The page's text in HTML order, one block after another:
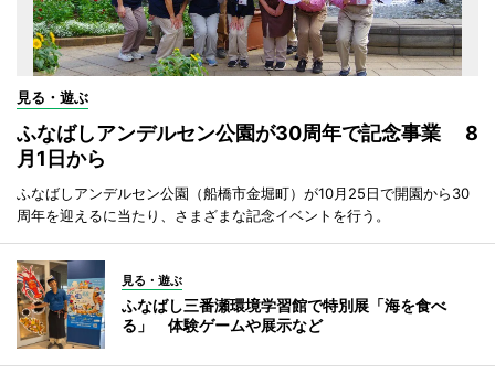
見る・遊ぶ
ふなばしアンデルセン公園が30周年で記念事業 8
月1日から
ふなばしアンデルセン公園（船橋市金堀町）が10月25日で開園から30
周年を迎えるに当たり、さまざまな記念イベントを行う。
見る・遊ぶ
ふなばし三番瀬環境学習館で特別展「海を食べ
る」 体験ゲームや展示など